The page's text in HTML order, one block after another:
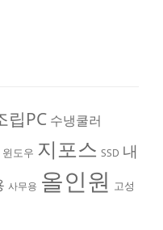
립PC 수냉쿨러
윈도우 지포스 SSD 내
사무용 올인원 고성